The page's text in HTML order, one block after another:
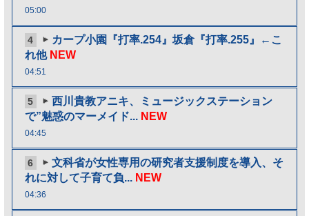
05:00
4
カープ小園『打率.254』坂倉『打率.255』←こ
れ他 NEW
04:51
5
西川貴教アニキ、ミュージックステーション
で”魅惑のマーメイド... NEW
04:45
6
文科省が女性専用の研究者支援制度を導入、そ
れに対して子育て負... NEW
04:36